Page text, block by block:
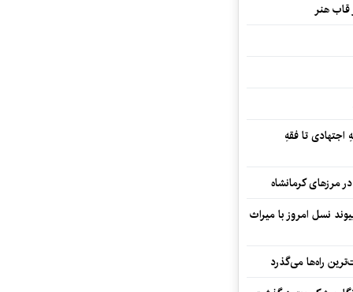
قاب هنر
اجتهادی تا فقهِ
نسل امروز با میراث
راه‌ها می‌گذرد